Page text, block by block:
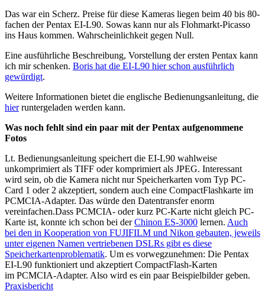
Das war ein Scherz. Preise für diese Kameras liegen beim 40 bis 80-
fachen der Pentax EI-L90. Sowas kann nur als Flohmarkt-Picasso
ins Haus kommen. Wahrscheinlichkeit gegen Null.
Eine ausführliche Beschreibung, Vorstellung der ersten Pentax kann
ich mir schenken. Boris hat die EI-L90 hier schon ausführlich
gewürdigt.
Weitere Informationen bietet die englische Bedienungsanleitung, die
hierruntergeladen werden kann.
Was noch fehlt sind ein paar mit der Pentax aufgenommene
Fotos
Lt. Bedienungsanleitung speichert die EI-L90 wahlweise
unkomprimiert als TIFF oder komprimiert als JPEG. Interessant
wird sein, ob die Kamera nicht nur Speicherkarten vom Typ PC-
Card 1 oder 2 akzeptiert, sondern auch eine CompactFlashkarte im
PCMCIA-Adapter. Das würde den Datentransfer enorm
vereinfachen.Dass PCMCIA- oder kurz PC-Karte nicht gleich PC-
Karte ist, konnte ich schon bei derChinon ES-3000 lernen. Auch
bei den in Kooperation von FUJIFILM und Nikon gebauten, jeweils
unter eigenen Namen vertriebenen DSLRs gibt es diese
Speicherkartenproblematik. Um es vorwegzunehmen: Die Pentax
EI-L90 funktioniert und akzeptiert CompactFlash-Karten
im PCMCIA-Adapter. Also wird es ein paar Beispielbilder geben.
Praxisbericht